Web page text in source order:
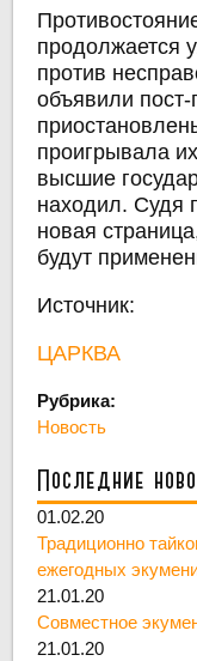
продолжается
против
объявили
проигрывала
высшие
находил. Судя
новая
будут
Источник:
ЦАРКВА
Рубрика:
Новость
Последние
01.02.20
Традиционно
ежегодных
21.01.20
Совместное
21.01.20